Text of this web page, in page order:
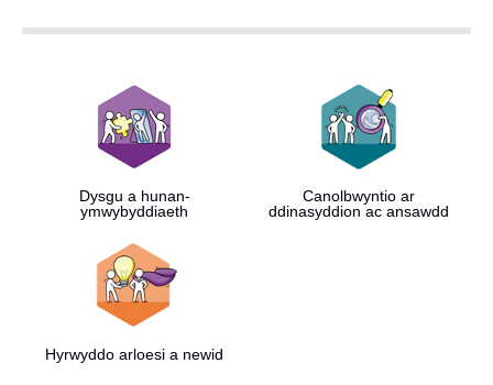
Dysgu a hunan-
ymwybyddiaeth
Canolbwyntio ar
ddinasyddion ac ansawdd
Hyrwyddo arloesi a newid